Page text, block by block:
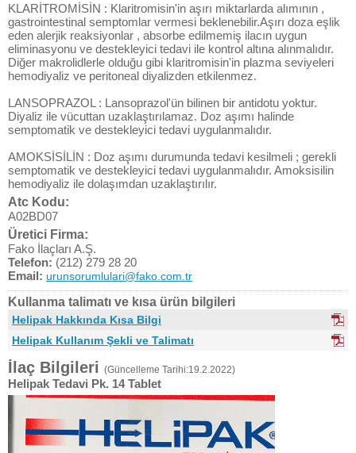
KLARİTROMİSİN : Klaritromisin'in aşırı miktarlarda alımının ,
gastrointestinal semptomlar vermesi beklenebilir.Aşırı doza eşlik
eden alerjik reaksiyonlar , absorbe edilmemiş ilacın uygun
eliminasyonu ve destekleyici tedavi ile kontrol altına alınmalıdır.
Diğer makrolidlerle olduğu gibi klaritromisin'in plazma seviyeleri
hemodiyaliz ve peritoneal diyalizden etkilenmez.
LANSOPRAZOL : Lansoprazol'ün bilinen bir antidotu yoktur.
Diyaliz ile vücuttan uzaklaştırılamaz. Doz aşımı halinde
semptomatik ve destekleyici tedavi uygulanmalıdır.
AMOKSİSİLİN : Doz aşımı durumunda tedavi kesilmeli ; gerekli
semptomatik ve destekleyici tedavi uygulanmalıdır. Amoksisilin
hemodiyaliz ile dolaşımdan uzaklaştırılır.
Atc Kodu:
A02BD07
Üretici Firma:
Fako İlaçları A.Ş.
Telefon: (212) 279 28 20
Email: urunsorumlulari@fako.com.tr
Kullanma talimatı ve kısa ürün bilgileri
Helipak Hakkında Kısa Bilgi
Helipak Kullanım Şekli ve Talimatı
İlaç Bilgileri (Güncelleme Tarihi:19.2.2022)
Helipak Tedavi Pk. 14 Tablet